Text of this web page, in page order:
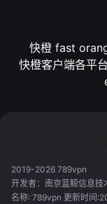
快橙 fast
快橙客户端各平
2019-2026 789vpn
开发者：南京蓝鲸信息技
名称: 789vpn 更新时间